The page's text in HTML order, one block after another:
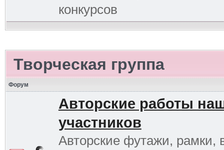
конкурсов
Творческая группа
Форум
Авторские работы
участников
Авторские футажи, рамки,